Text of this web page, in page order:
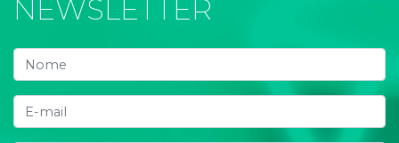
NEWSLETTER